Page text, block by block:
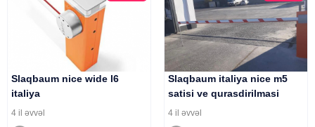
Slaqbaum nice wide l6
italiya
4 il əvvəl
Slaqbaum italiya nice m5
satisi ve qurasdirilmasi
4 il əvvəl